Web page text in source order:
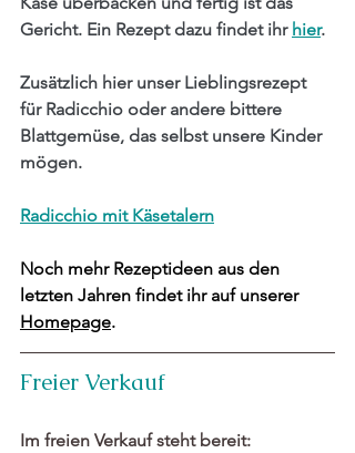
Gericht. Ein Rezept dazu findet ihr hier.
Zusätzlich hier unser Lieblingsrezept
für Radicchio oder andere bittere
Blattgemüse, das selbst unsere Kinder
mögen.
Radicchio mit Käsetalern
Noch mehr Rezeptideen aus den
letzten Jahren findet ihr auf unserer
Homepage.
Freier Verkauf
Im freien Verkauf steht bereit: